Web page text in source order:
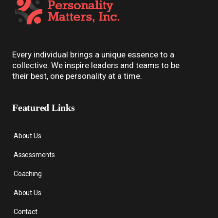
Every individual brings a unique essence to a
collective. We inspire leaders and teams to be
their best, one personality at a time.
Featured Links
About Us
Assessments
Coaching
About Us
Contact